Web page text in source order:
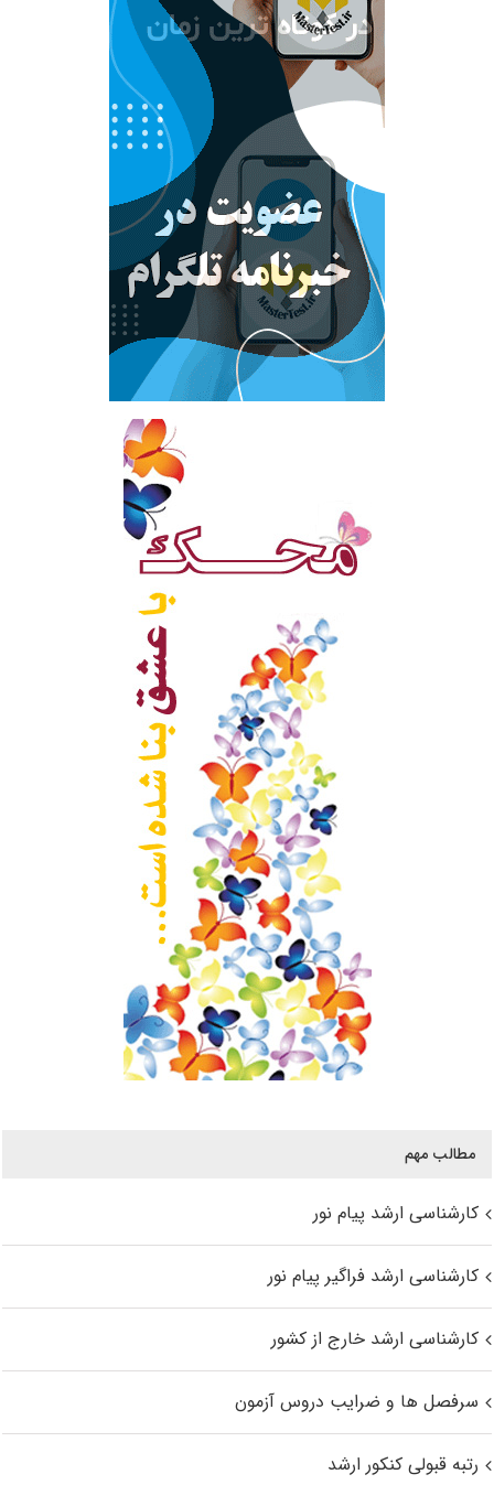
مطالب مهم
کارشناسی ارشد پیام نور
کارشناسی ارشد فراگیر پیام نور
کارشناسی ارشد خارج از کشور
سرفصل ها و ضرایب دروس آزمون
رتبه قبولی کنکور ارشد